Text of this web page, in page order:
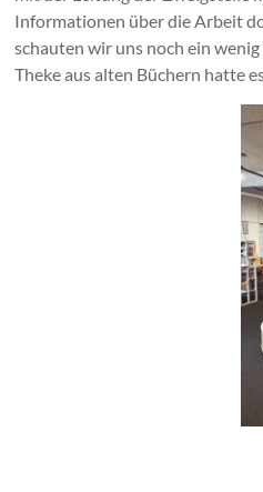
Informationen über die Arbeit
schauten wir uns noch ein
Theke aus alten Büchern hatte